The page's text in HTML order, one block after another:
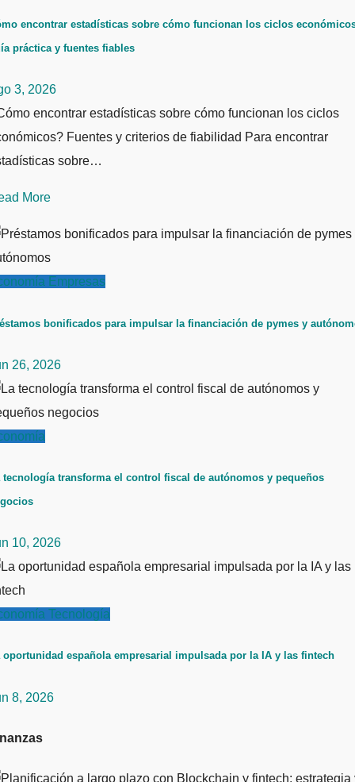
encontrar estadísticas sobre cómo funcionan los ciclos
práctica y fuentes fiables
3, 2026
encontrar estadísticas sobre cómo funcionan los ciclos
Fuentes y criterios de fiabilidad Para encontrar
sobre…
More
Empresas
bonificados para impulsar la financiación de pymes y
26, 2026
tecnología transforma el control fiscal de autónomos y pequeños
10, 2026
Tecnología
oportunidad española empresarial impulsada por la IA y las fintech
8, 2026